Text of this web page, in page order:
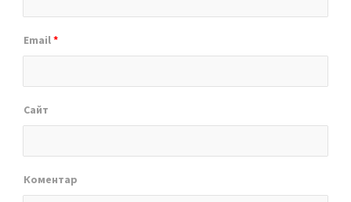
Email*
Сайт
Коментар